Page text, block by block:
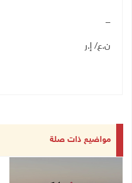
ن.ع/ إ.ر
مواضيع ذات صلة